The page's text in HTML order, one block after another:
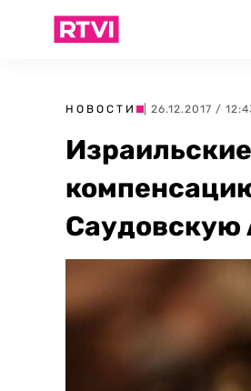
НОВОСТИ | 26.12.2017 /
Саудовскую